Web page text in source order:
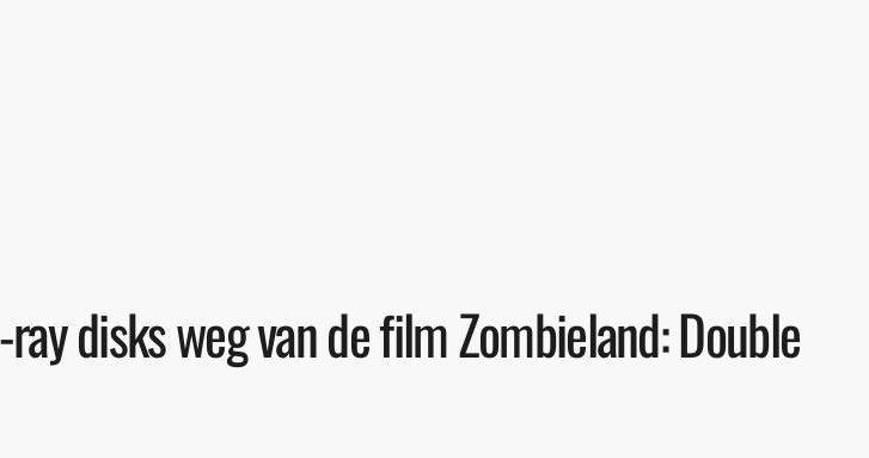
disks weg van de film Zombieland: Double